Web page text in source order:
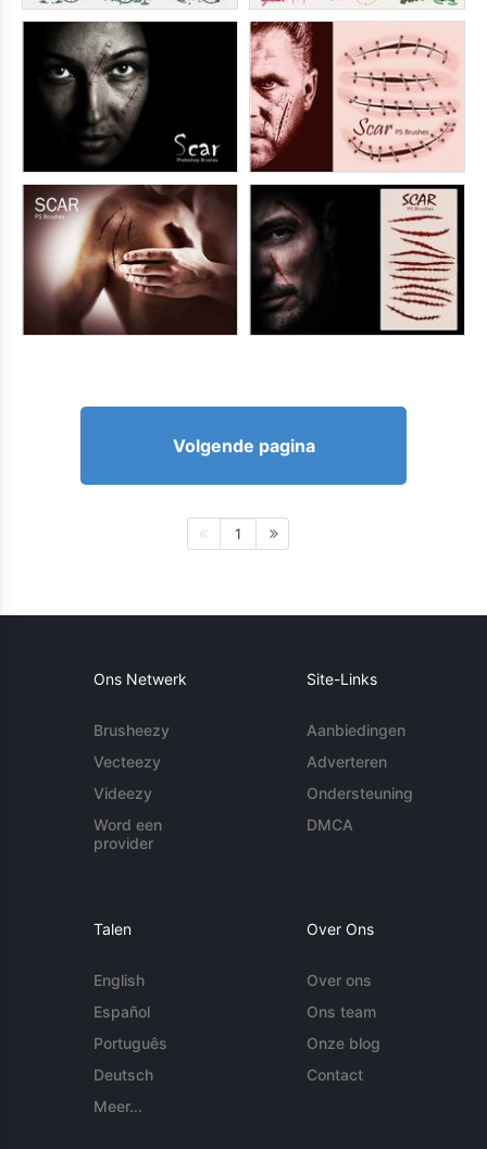
Volgende pagina
1
Ons Netwerk
Brusheezy
Vecteezy
Videezy
Word een
provider
Site-Links
Aanbiedingen
Adverteren
Ondersteuning
DMCA
Talen
English
Español
Português
Deutsch
Meer...
Over Ons
Over ons
Ons team
Onze blog
Contact